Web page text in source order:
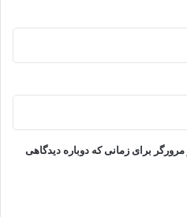
برای زمانی که دوباره دیدگاهی